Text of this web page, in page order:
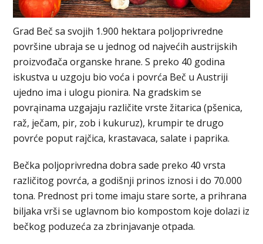
Grad Beč sa svojih 1.900 hektara poljoprivredne
površine ubraja se u jednog od najvećih austrijskih
proizvođača organske hrane. S preko 40 godina
iskustva u uzgoju bio voća i povrća Beč u Austriji
ujedno ima i ulogu pionira. Na gradskim se
povrąinama uzgajaju različite vrste žitarica (pšenica,
raž, ječam, pir, zob i kukuruz), krumpir te drugo
povrće poput rajčica, krastavaca, salate i paprika.
Bečka poljoprivredna dobra sade preko 40 vrsta
različitog povrća, a godišnji prinos iznosi i do 70.000
tona. Prednost pri tome imaju stare sorte, a prihrana
biljaka vrši se uglavnom bio kompostom koje dolazi iz
bečkog poduzeća za zbrinjavanje otpada.